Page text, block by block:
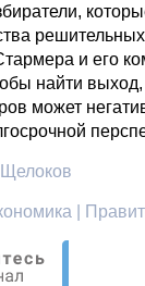
и его
найти
может
|